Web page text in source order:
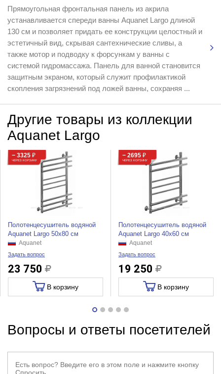
Прямоугольная фронтальная панель из акрила
устанавливается спереди ванны Aquanet Largo длиной
130 см и позволяет придать ее конструкции целостный и
эстетичный вид, скрывая сантехнические сливы, а
также мотор и подводку к форсункам у ванны с
системой гидромассажа. Панель для ванной становится
защитным экраном, который служит профилактикой
скопления загрязнений под ложей ванны, сохраняя ...
Другие товары из коллекции
Aquanet Largo
− 3325 ₽
ЧЕРЕЗ КОРЗИНУ
Полотенцесушитель водяной
Aquanet Largo 50x80 см
Aquanet
Задать вопрос
23 750
В корзину
− 2695 ₽
ЧЕРЕЗ КОРЗИНУ
Полотенцесушитель водяной
Aquanet Largo 40x60 см
Aquanet
Задать вопрос
19 250
В корзину
Вопросы и ответы посетителей